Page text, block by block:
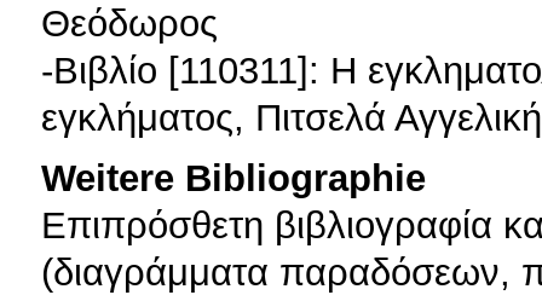
Θεόδωρος
-Βιβλίο [110311]: Η
εγκλήματος, Πιτσελά
Weitere Bibliographie
Επιπρόσθετη βιβλιογραφία
(διαγράμματα παραδόσεων,